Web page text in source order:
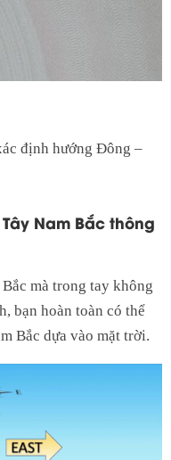
định hướng Đông –
Nam Bắc thông
mà trong tay không
bạn hoàn toàn có thể
Bắc dựa vào mặt trời.